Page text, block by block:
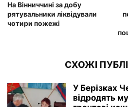
На Вінниччині за добу
рятувальники ліквідували
чотири пожежі
СХОЖІ
У Берізках
відродять